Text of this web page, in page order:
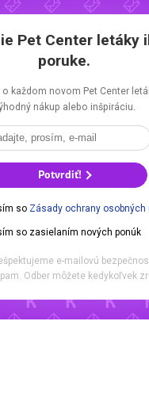
Pet Center letáky
poruke.
každom novom Pet Center
nákup alebo inšpiráciu.
Potvrdiť!
so Zásady ochrany osobných
so zasielaním nových ponúk
e-mailovú
Odber môžete kedykoľvek